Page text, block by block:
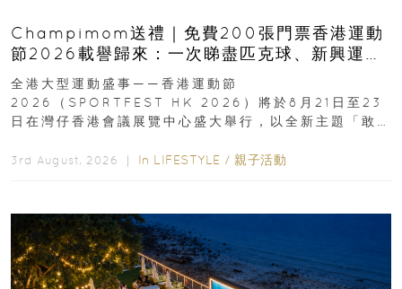
Champimom送禮｜免費200張門票香港運動
節2026載譽歸來：一次睇盡匹克球、新興運
動、街舞比賽＋逾百運動品牌展覽
全港大型運動盛事——香港運動節
2026（SPORTFEST HK 2026）將於8月21日至23
日在灣仔香港會議展覽中心盛大舉行，以全新主題「敢
3rd August, 2026 ｜ In LIFESTYLE / 親子活動